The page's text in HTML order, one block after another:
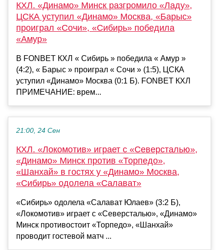
КХЛ. «Динамо» Минск разгромило «Ладу»,
ЦСКА уступил «Динамо» Москва, «Барыс»
проиграл «Сочи», «Сибирь» победила
«Амур»
В FONBET КХЛ « Сибирь » победила « Амур »
(4:2), « Барыс » проиграл « Сочи » (1:5), ЦСКА
уступил «Динамо» Москва (0:1 Б). FONBET КХЛ
ПРИМЕЧАНИЕ: врем...
21:00, 24 Сен
КХЛ. «Локомотив» играет с «Северсталью»,
«Динамо» Минск против «Торпедо»,
«Шанхай» в гостях у «Динамо» Москва,
«Сибирь» одолела «Салават»
«Сибирь» одолела «Салават Юлаев» (3:2 Б),
«Локомотив» играет с «Северсталью», «Динамо»
Минск противостоит «Торпедо», «Шанхай»
проводит гостевой матч ...